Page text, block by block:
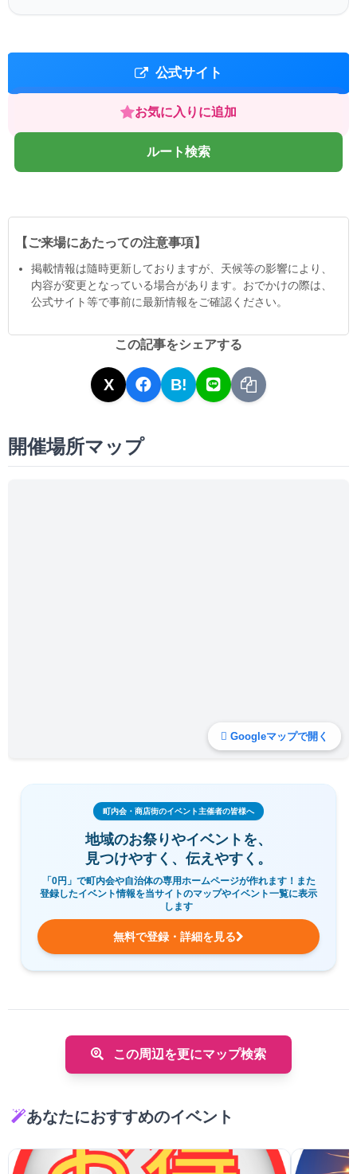
公式サイト
お気に入りに追加
ルート検索
【ご来場にあたっての注意事項】
掲載情報は隨時更新しておりますが、天候等の影響により、
内容が変更となっている場合があります。おでかけの際は、
公式サイト等で事前に最新情報をご確認ください。
この記事をシェアする
X B!
開催場所マップ
Googleマップで開く
町内会・商店街のイベント主催者の皆様へ
地域のお祭りやイベントを、
見つけやすく、伝えやすく。
「0円」で町内会や自治体の専用ホームページが作れます！また
登録したイベント情報を当サイトのマップやイベント一覧に表示
します
無料で登録・詳細を見る
この周辺を更にマップ検索
あなたにおすすめのイベント